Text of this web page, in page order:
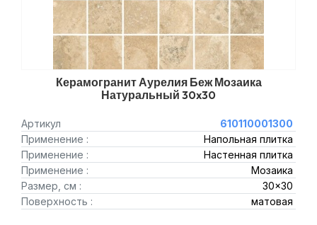
Керамогранит Аурелия Беж Мозаика
Натуральный 30x30
Артикул
610110001300
Применение :
Напольная плитка
Применение :
Настенная плитка
Применение :
Мозаика
Размер, см :
30x30
Поверхность :
матовая